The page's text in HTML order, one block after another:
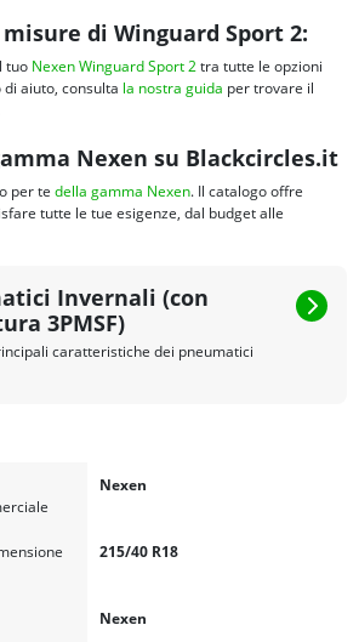
di Winguard Sport 2:
tuo Nexen Winguard Sport 2tra tutte le opzioni
aiuto, consulta la nostra guida per trovare il
Nexen su Blackcircles.it
per te della gamma Nexen. Il catalogo offre
tutte le tue esigenze, dal budget alle
Invernali (con
3PMSF)
caratteristiche dei pneumatici
Nexen
215/40 R18
Nexen